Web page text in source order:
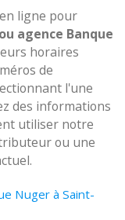
ligne pour
agence Banque
horaires
de
l'une
des informations
utiliser notre
ou une
Nuger à Saint-